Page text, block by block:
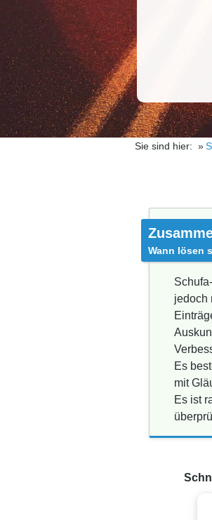
Sie sind hier:
Wann lösen
jedoch
Es
mit
Es ist